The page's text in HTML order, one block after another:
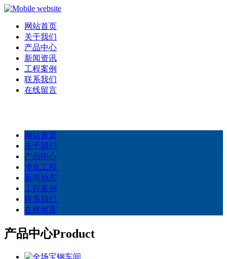
网站首页
关于我们
产品中心
新闻资讯
工程案例
联系我们
在线留言
网站首页
关于我们
产品中心
净化工程
新闻动态
工程案例
联系我们
在线留言
产品中心Product